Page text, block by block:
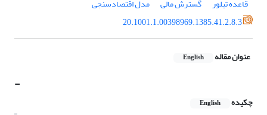
قاعده تیلور گسترش مالی
مدل اقتصادسنجی
20.1001.1.00398969.1385.41.2.8.3
عنوان مقاله English
-
چکیده English